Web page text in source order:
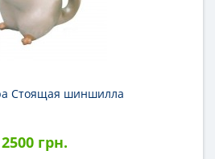
Стоящая шиншилла
2500 грн.